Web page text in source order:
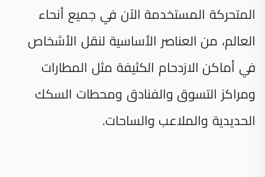
المتحركة المستخدمة الآن في جميع أنحاء
العالم، من العناصر الأساسية لنقل الأشخاص
في أماكن الازدحام الكثيفة مثل المطارات
ومراكز التسوق والفنادق ومحطات السكك
الحديدية والملاعب والساحات.